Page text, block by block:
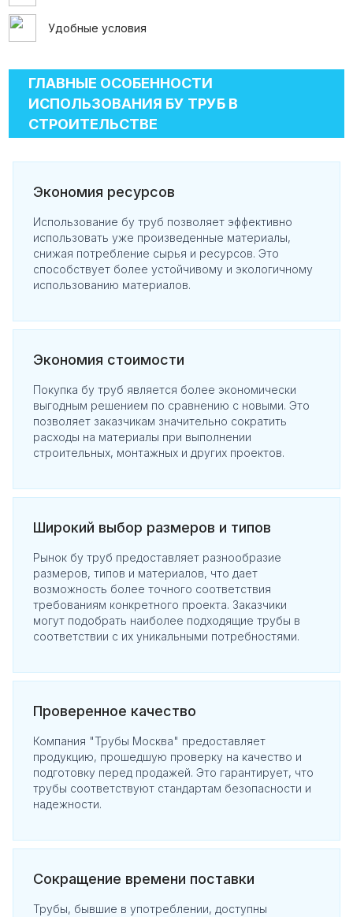
Удобные условия
ГЛАВНЫЕ ОСОБЕННОСТИ
ИСПОЛЬЗОВАНИЯ БУ ТРУБ В
СТРОИТЕЛЬСТВЕ
Экономия ресурсов
Использование бу труб позволяет эффективно
использовать уже произведенные материалы,
снижая потребление сырья и ресурсов. Это
способствует более устойчивому и экологичному
использованию материалов.
Экономия стоимости
Покупка бу труб является более экономически
выгодным решением по сравнению с новыми. Это
позволяет заказчикам значительно сократить
расходы на материалы при выполнении
строительных, монтажных и других проектов.
Широкий выбор размеров и типов
Рынок бу труб предоставляет разнообразие
размеров, типов и материалов, что дает
возможность более точного соответствия
требованиям конкретного проекта. Заказчики
могут подобрать наиболее подходящие трубы в
соответствии с их уникальными потребностями.
Проверенное качество
Компания "Трубы Москва" предоставляет
продукцию, прошедшую проверку на качество и
подготовку перед продажей. Это гарантирует, что
трубы соответствуют стандартам безопасности и
надежности.
Сокращение времени поставки
Трубы, бывшие в употреблении, доступны